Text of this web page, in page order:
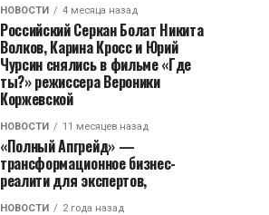
НОВОСТИ 4 месяца назад
Российский Серкан Болат Никита
Волков, Карина Кросс и Юрий
Чурсин снялись в фильме «Где
ты?» режиссера Вероники
Коржевской
НОВОСТИ 11 месяцев назад
«Полный Апгрейд» —
трансформационное бизнес-
реалити для экспертов,
НОВОСТИ 2 года назад